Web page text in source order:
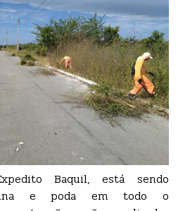
Baquil, está sendo
e poda em todo o